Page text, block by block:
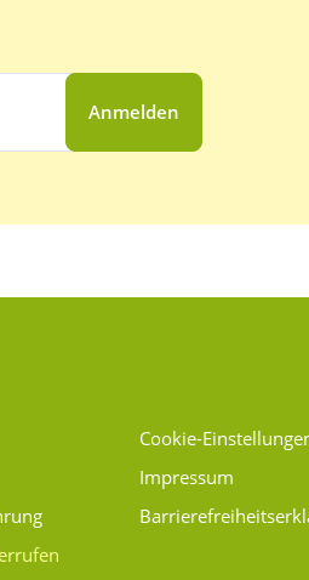
Anmelden
Cookie-
Impressum